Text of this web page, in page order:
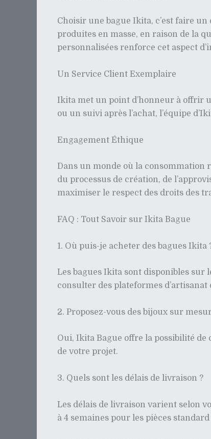
Choisir une bague Ikita, c’est faire
produites en masse, en raison de la
personnalisées renforce cet aspect
Un Service Client Exemplaire
Ikita met un point d’honneur à offrir
ou un suivi après l’achat, l’équipe
Engagement Éthique
Dans un monde où la consommation
du processus de création, de
maximiser le respect des droits des
FAQ : Tout Savoir sur Ikita Bague
1. Où puis-je acheter des bagues Ikita
Les bagues Ikita sont disponibles sur
consulter des plateformes d’artisanat
2. Proposez-vous des bijoux sur
Oui, Ikita Bague offre la possibilité de
de votre projet.
3. Quels sont les délais de livraison ?
Les délais de livraison varient selon
à 4 semaines pour les pièces